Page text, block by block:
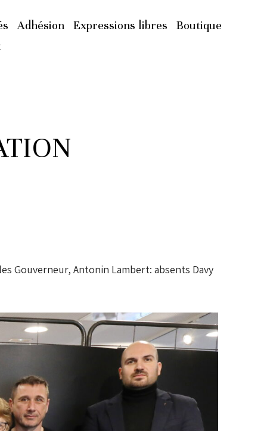
Adhésion Expressions libres
Boutique
Gouverneur, Antonin Lambert: absents Davy